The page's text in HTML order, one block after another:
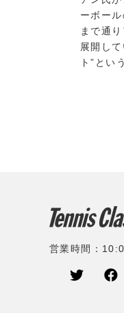
ーボー
まで通
展開し
ト”とい
営業時間：